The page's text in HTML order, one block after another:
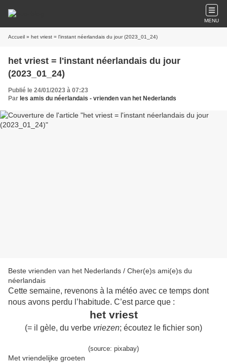
MENU
Accueil » het vriest = l'instant néerlandais du jour (2023_01_24)
het vriest = l'instant néerlandais du jour
(2023_01_24)
Publié le 24/01/2023 à 07:23
Par les amis du néerlandais - vrienden van het Nederlands
Beste vrienden van het Nederlands / Cher(e)s ami(e)s du
néerlandais
Cette semaine, revenons à la météo avec ce temps dont
nous avons perdu l’habitude. C’est parce que :
het vriest
(= il gèle, du verbe vriezen; écoutez le fichier son)
(source: pixabay)
Met vriendelijke groeten